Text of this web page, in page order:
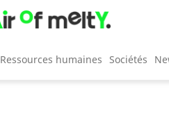
Ressources humaines Sociétés